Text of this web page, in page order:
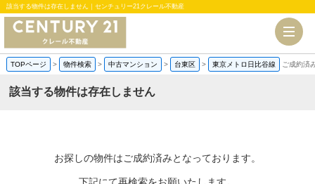
該当する物件は存在しません｜センチュリー21クレール不動産
TOPページ > 物件検索 > 中古マンション > 台東区 > 東京メトロ日比谷線 ご成約済
該当する物件は存在しません
お探しの物件はご成約済みとなっております。